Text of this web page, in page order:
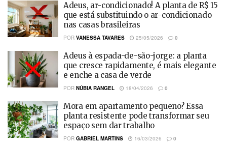
Adeus, ar-condicionado! A planta de R$ 15
que está substituindo o ar-condicionado
nas casas brasileiras
POR VANESSA TAVARES 25/05/2026 0
Adeus à espada-de-são-jorge: a planta
que cresce rapidamente, é mais elegante
e enche a casa de verde
POR NÚBIA RANGEL 18/04/2026 0
Mora em apartamento pequeno? Essa
planta resistente pode transformar seu
espaço sem dar trabalho
POR GABRIEL MARTINS 16/03/2026 0